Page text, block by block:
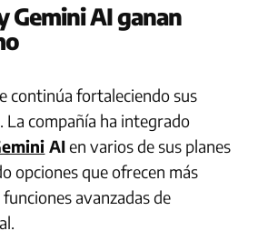
Gemini AI ganan
continúa fortaleciendo sus
La compañía ha integrado
AIen varios de sus planes
opciones que ofrecen más
avanzadas de